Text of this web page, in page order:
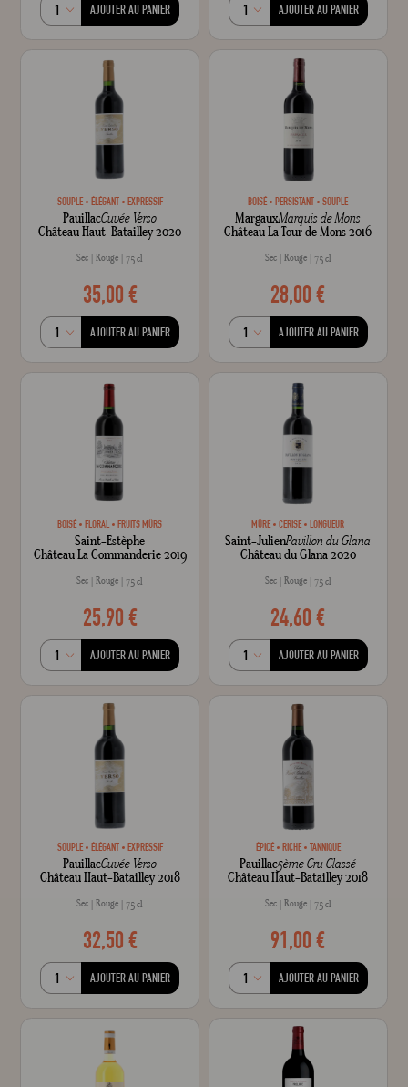
AJOUTER AU PANIER AJOUTER AU PANIER
SOUPLE ÉLÉGANT EXPRESSIF
PauillacCuvée Verso
Château Haut-Batailley 2020
Sec Rouge 75 cl
35,00 €
AJOUTER AU PANIER
BOISÉ PERSISTANT SOUPLE
MargauxMarquis de Mons
Château La Tour de Mons 2016
Sec Rouge 75 cl
28,00 €
AJOUTER AU PANIER
BOISÉ FLORAL FRUITS MÛRS
Saint-Estèphe
Château La Commanderie 2019
Sec Rouge 75 cl
25,90 €
AJOUTER AU PANIER
MÛRE CERISE LONGUEUR
Saint-JulienPavillon du Glana
Château du Glana 2020
Sec Rouge 75 cl
24,60 €
AJOUTER AU PANIER
SOUPLE ÉLÉGANT EXPRESSIF
PauillacCuvée Verso
Château Haut-Batailley 2018
Sec Rouge 75 cl
32,50 €
AJOUTER AU PANIER
ÉPICÉ RICHE TANNIQUE
Pauillac5ème Cru Classé
Château Haut-Batailley 2018
Sec Rouge 75 cl
91,00 €
AJOUTER AU PANIER